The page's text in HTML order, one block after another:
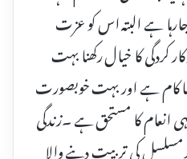
ہے البتہ اس کو عزت
کا خیال رکھنا بہت
کام ہے اور بہت خوبصورت
انعام کا مستحق ہے ۔زندگی
کی تربیت دینے والا